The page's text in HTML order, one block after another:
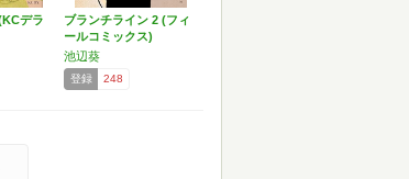
デラ
ブランチライン 2 (フィ
ールコミックス)
池辺葵
登録 248